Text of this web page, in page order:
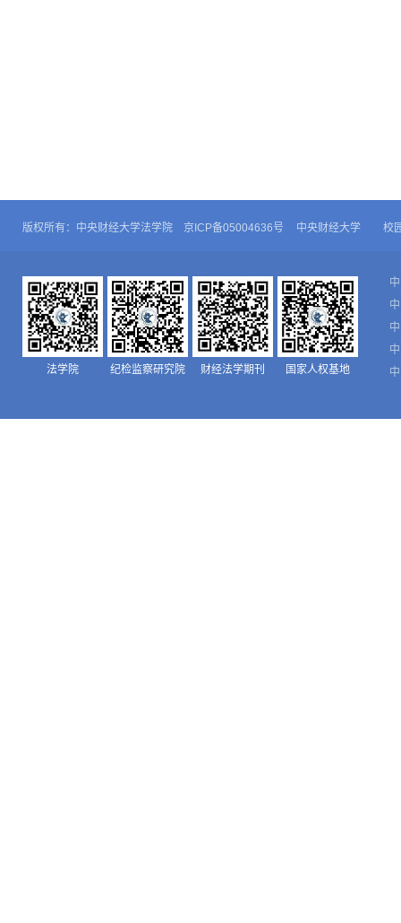
版权所有：中央财经大学法学院 京ICP备05004636号 中央财经大学 校
法学院 纪检监察研究院 财经法学期刊 国家人权基地